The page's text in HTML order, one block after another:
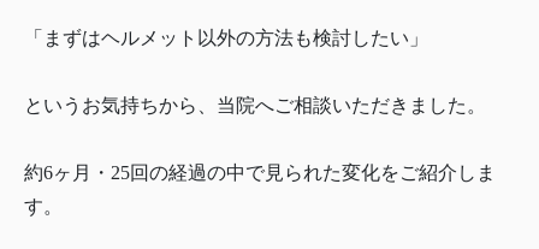
「まずはヘルメット以外の方法も検討したい」
というお気持ちから、当院へご相談いただきました。
約6ヶ月・25回の経過の中で見られた変化をご紹介しま
す。